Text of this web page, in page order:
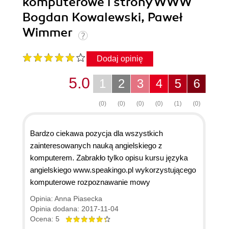
Bogdan Kowalewski, Paweł
Wimmer
Dodaj opinię
6
(0)
5
(1)
4
(0)
3
(0)
2
(0)
1
(0)
5.0
Bardzo ciekawa pozycja dla wszystkich
zainteresowanych nauką angielskiego z
komputerem. Zabrakło tylko opisu kursu języka
angielskiego www.speakingo.pl wykorzystującego
komputerowe rozpoznawanie mowy
Opinia: Anna Piasecka
Opinia dodana: 2017-11-04
Ocena: 5